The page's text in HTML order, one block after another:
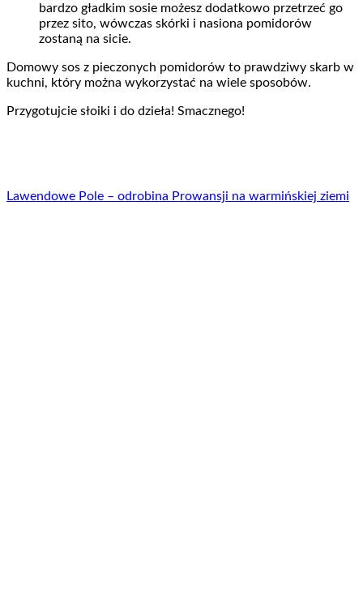
bardzo gładkim sosie możesz dodatkowo przetrzeć go
przez sito, wówczas skórki i nasiona pomidorów
zostaną na sicie.
Domowy sos z pieczonych pomidorów to prawdziwy skarb w
kuchni, który można wykorzystać na wiele sposobów.
Przygotujcie słoiki i do dzieła! Smacznego!
Lawendowe Pole – odrobina Prowansji na warmińskiej ziemi